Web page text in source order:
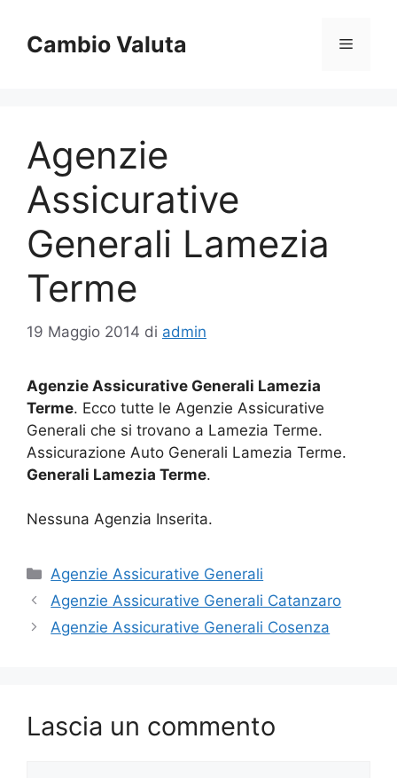
contenuto
Cambio Valuta Menu
Agenzie
Assicurative
Generali Lamezia
Terme
19 Maggio 2014 di admin
Agenzie Assicurative Generali Lamezia
Terme. Ecco tutte le Agenzie Assicurative
Generali che si trovano a Lamezia Terme.
Assicurazione Auto Generali Lamezia Terme.
Generali Lamezia Terme.
Nessuna Agenzia Inserita.
Categorie
Agenzie Assicurative Generali
Agenzie Assicurative Generali Catanzaro
Agenzie Assicurative Generali Cosenza
Lascia un commento